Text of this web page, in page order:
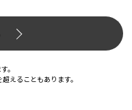
。
えることもあります。